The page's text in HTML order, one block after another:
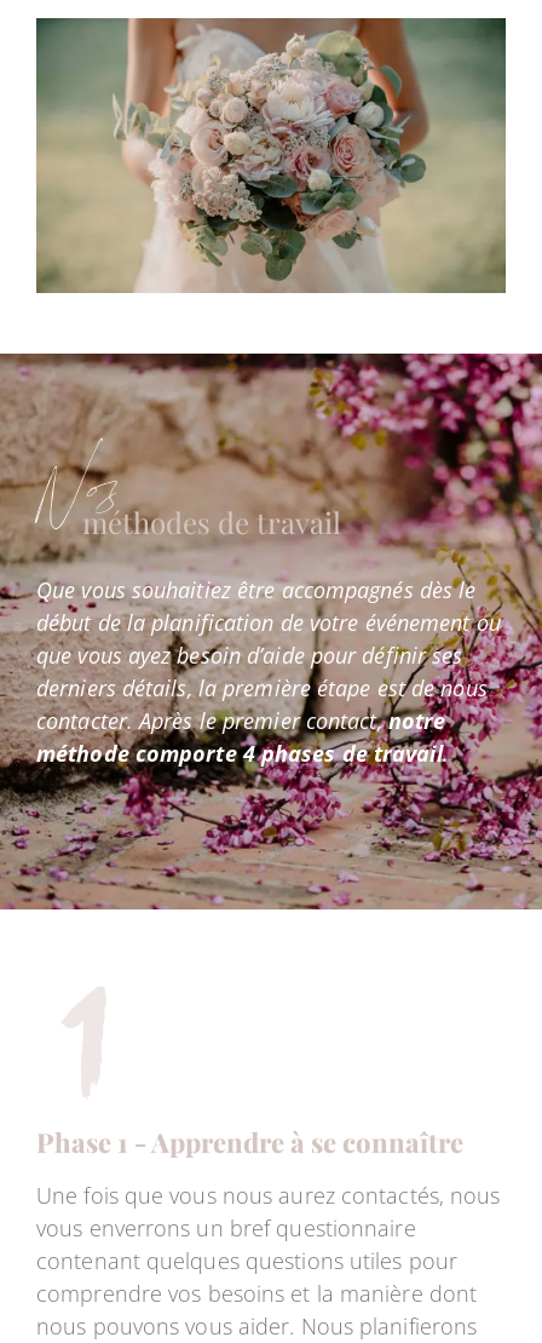
Nosméthodes de travail
Que vous souhaitiez être accompagnés dès le
début de la planification de votre événement ou
que vous ayez besoin d’aide pour définir ses
derniers détails, la première étape est de nous
contacter. Après le premier contact,notre
méthode comporte 4 phases de travail.
Phase 1 - Apprendre à se connaître
Une fois que vous nous aurez contactés, nous
vous enverrons un bref questionnaire
contenant quelques questions utiles pour
comprendre vos besoins et la manière dont
nous pouvons vous aider. Nous planifierons